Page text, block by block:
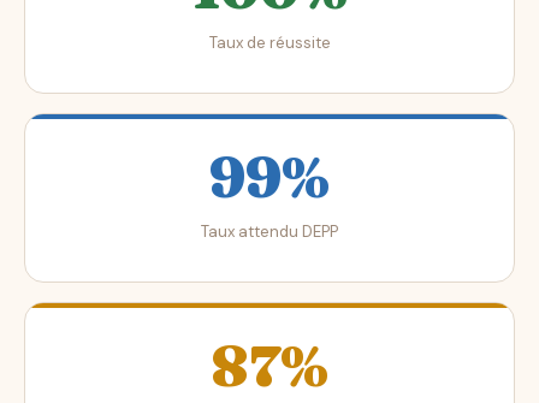
Taux de réussite
99%
Taux attendu DEPP
87%